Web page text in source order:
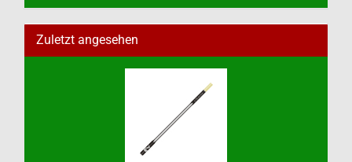
Zuletzt angesehen